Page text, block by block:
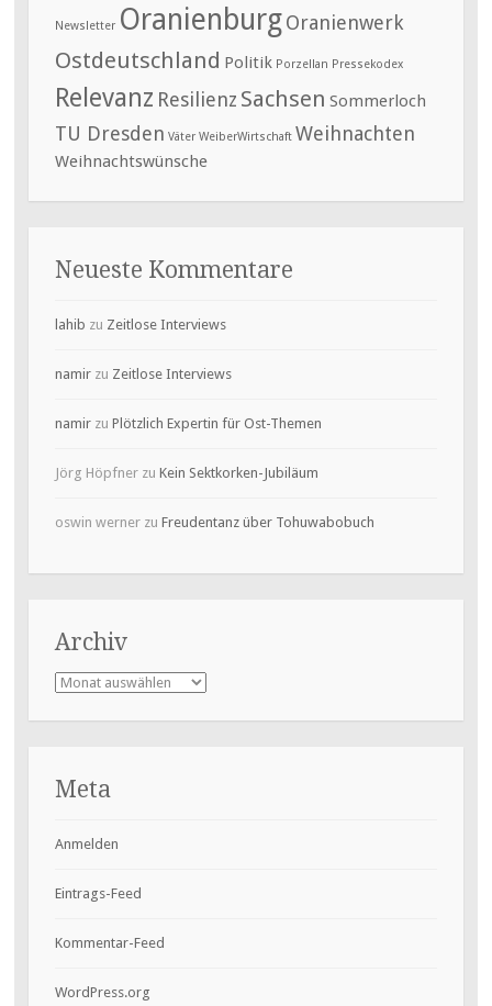
Newsletter OranienburgOranienwerk
Ostdeutschland Politik Porzellan Pressekodex
Relevanz Resilienz Sachsen Sommerloch
TU Dresden Väter WeiberWirtschaft Weihnachten
Weihnachtswünsche
Neueste Kommentare
lahib zu Zeitlose Interviews
namirzu Zeitlose Interviews
namirzu Plötzlich Expertin für Ost-Themen
Jörg Höpfnerzu Kein Sektkorken-Jubiläum
oswin wernerzu Freudentanz über Tohuwabobuch
Archiv
Archiv
Meta
Anmelden
Eintrags-Feed
Kommentar-Feed
WordPress.org